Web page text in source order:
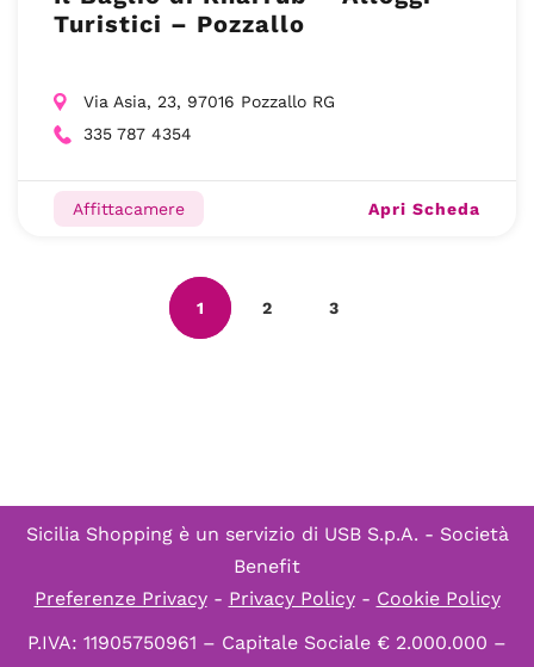
Turistici – Pozzallo
Via Asia, 23, 97016 Pozzallo RG
335 787 4354
Affittacamere Apri Scheda
1 2 3
Sicilia Shopping è un servizio di USB S.p.A. - Società
Benefit
Preferenze Privacy- Privacy Policy- Cookie Policy
P.IVA: 11905750961 – Capitale Sociale € 2.000.000 –